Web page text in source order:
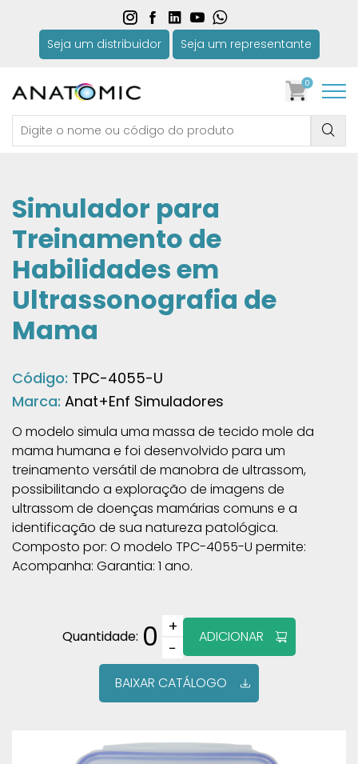
Seja um distribuidor Seja um representante
0
Simulador para
Treinamento de
Habilidades em
Ultrassonografia de
Mama
Código: TPC-4055-U
Marca: Anat+Enf Simuladores
O modelo simula uma massa de tecido mole da
mama humana e foi desenvolvido para um
treinamento versátil de manobra de ultrassom,
possibilitando a exploração de imagens de
ultrassom de doenças mamárias comuns e a
identificação de sua natureza patológica.
Composto por: O modelo TPC-4055-U permite:
Acompanha: Garantia: 1 ano.
Quantidade: 0
+
−
ADICIONAR
BAIXAR CATÁLOGO